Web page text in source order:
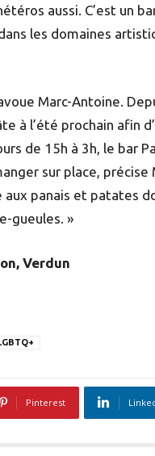
aussi. C’est un
les domaines
Marc-Antoine.
à l’été prochain afin
de 15h à 3h, le bar
sur place,
panais et patates
gueules. »
Verdun
Pinterest